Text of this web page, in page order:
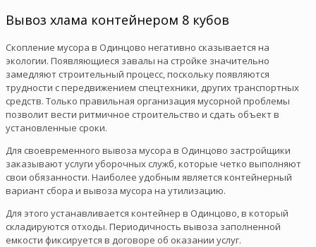
Вывоз хлама контейнером 8 кубов
Скопление мусора в Одинцово негативно сказывается на
экологии. Появляющиеся завалы на стройке значительно
замедляют строительный процесс, поскольку появляются
трудности с передвижением спецтехники, других транспортных
средств. Только правильная организация мусорной проблемы
позволит вести ритмичное строительство и сдать объект в
установленные сроки.
Для своевременного вывоза мусора в Одинцово застройщики
заказывают услуги уборочных служб, которые четко выполняют
свои обязанности. Наиболее удобным является контейнерный
вариант сбора и вывоза мусора на утилизацию.
Для этого устанавливается контейнер в Одинцово, в который
складируются отходы. Периодичность вывоза заполненной
емкости фиксируется в договоре об оказании услуг.